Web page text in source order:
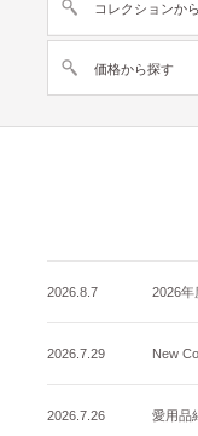
コレクションか
価格から探す
2026.8.7 2026年
2026.7.29 New
2026.7.26